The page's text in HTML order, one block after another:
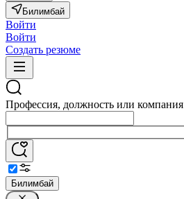
Билимбай
Войти
Войти
Создать резюме
Профессия, должность или компания
Билимбай